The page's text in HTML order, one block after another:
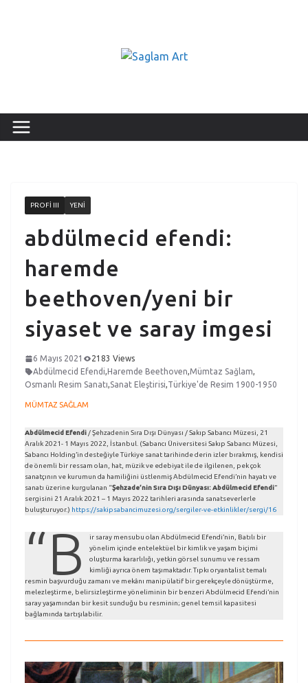
PROFI III YENI
abdülmecid efendi:
haremde
beethoven/yeni bir
siyaset ve saray imgesi
6 Mayıs 2021
2183 Views
Abdülmecid Efendi,Haremde Beethoven,Mümtaz Sağlam,
Osmanlı Resim Sanatı,Sanat Eleştirisi,Türkiye'de Resim 1900-1950
MÜMTAZ SAĞLAM
Abdülmecid Efendi / Şehzadenin Sıra Dışı Dünyası / Sakıp Sabancı Müzesi, 21
Aralık 2021- 1 Mayıs 2022, İstanbul. (Sabancı Üniversitesi Sakıp Sabancı Müzesi,
Sabancı Holding’in desteğiyle Türkiye sanat tarihinde derin izler bırakmış, kendisi
de önemli bir ressam olan, hat, müzik ve edebiyat ile de ilgilenen, pek çok
sanatçının ve kurumun da hamiliğini üstlenmiş Abdülmecid Efendi’nin hayatı ve
sanatı üzerine kurgulanan “Şehzade’nin Sıra Dışı Dünyası: Abdülmecid Efendi”
sergisini 21 Aralık 2021 – 1 Mayıs 2022 tarihleri arasında sanatseverlerle
buluşturuyor.) https://sakipsabancimuzesi.org/sergiler-ve-etkinlikler/sergi/16
“B
ir saray mensubu olan Abdülmecid Efendi’nin, Batılı bir
yönelim içinde entelektüel bir kimlik ve yaşam biçimi
oluşturma kararlılığı, yetkin görsel sunumu ve ressam
kimliği ayrıca önem taşımaktadır. Tıpkı oryantalist temalı
resmin başvurduğu zamanı ve mekânı manipülatif bir gerekçeyle dönüştürme,
melezleştirme, belirsizleştirme yöneliminin bir benzeri Abdülmecid Efendi’nin
saray yaşamından bir kesit sunduğu bu resminin; genel temsil kapasitesi
bağlamında tartışılabilir.